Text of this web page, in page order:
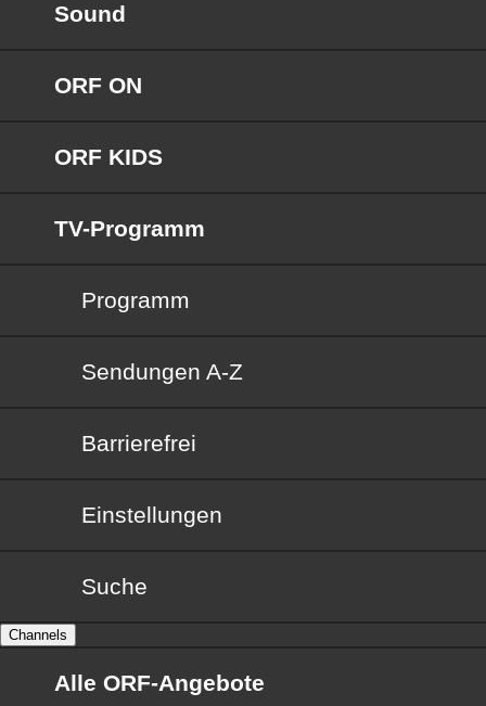
Sound
ORF ON
ORF KIDS
TV-Programm
Programm
Sendungen von A bis Z
Sendungen A-Z
Barrierefrei
Barrierefrei
Einstellungen
Suche
Channels
Alle ORF-Angebote